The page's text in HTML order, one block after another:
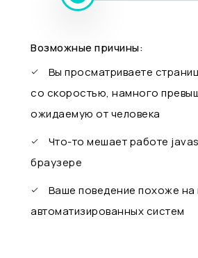
Возможные причины:
Вы просматриваете
со скоростью, намного
ожидаемую от человека
Что-то мешает работе
браузере
Ваше поведение похоже на
автоматизированных систем